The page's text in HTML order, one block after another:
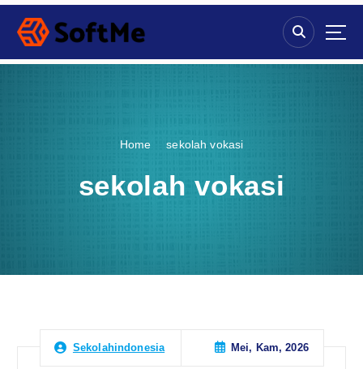
S
p
Home sekolah vokasi
sekolah vokasi
Sekolahindonesia Mei, Kam, 2026